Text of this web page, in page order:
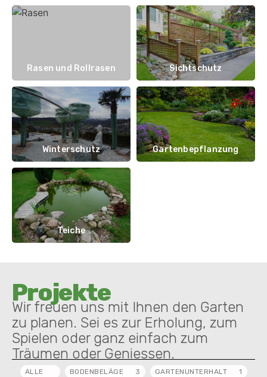
Rasen und Rollrasen Sichtschutz
Winterschutz Gartenbepflanzung
Teiche
Projekte
Wir freuen uns mit Ihnen den Garten
zu planen. Sei es zur Erholung, zum
Spielen oder ganz einfach zum
Träumen oder Geniessen.
ALLE BODENBELÄGE 3 GARTENUNTERHALT 1